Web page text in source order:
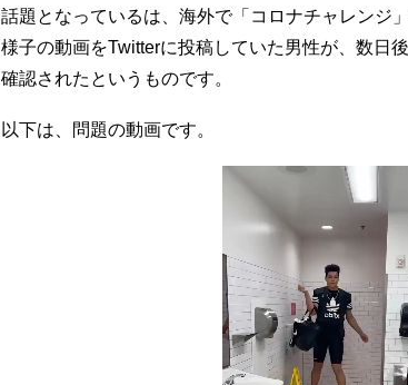
話題となっているは、海外で「コロナチャレンジ
様子の動画をTwitterに投稿していた男性が、数日
確認されたというものです。
以下は、問題の動画です。